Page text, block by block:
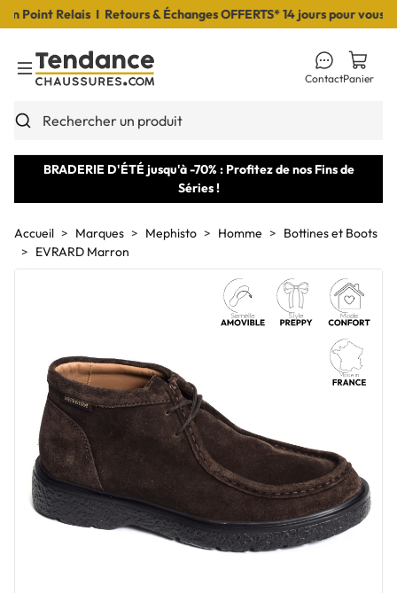
Point Relais I Retours & Échanges OFFERTS* 14 jours pour vous
Toggle Menu
Rechercher un produit
ContactPanier
BRADERIE D'ÉTÉ jusqu'à -70% : Profitez de nos Fins de
Séries !
Accueil Marques Mephisto Homme
Bottines et Boots
EVRARD Marron